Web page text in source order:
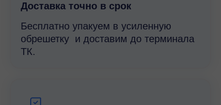
Доставка точно в срок
Бесплатно упакуем в усиленную
обрешетку и доставим до терминала
ТК.